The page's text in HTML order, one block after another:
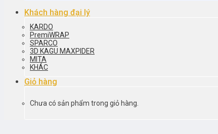
Khách hàng đại lý
KARDO
PremiWRAP
SPARCO
3D KAGU MAXPIDER
MITA
KHÁC
Giỏ hàng
Chưa có sản phẩm trong giỏ hàng.